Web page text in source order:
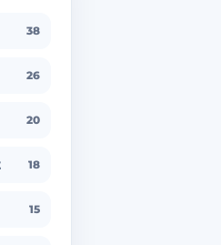
38
26
20
18
15